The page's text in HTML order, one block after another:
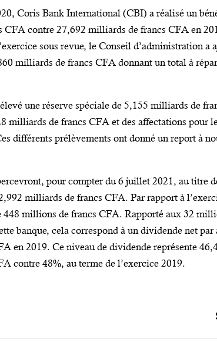
Coris Bank International (CBI) a réalisé un
contre 27,692 milliards de francs CFA en
sous revue, le Conseil d’administration a
milliards de francs CFA donnant un total à
une réserve spéciale de 5,155 milliards de
milliards de francs CFA et des affectations pour
différents prélèvements ont donné un report à
pour compter du 6 juillet 2021, au titre
milliards de francs CFA. Par rapport à
448 millions de francs CFA. Rapporté aux 32
banque, cela correspond à un dividende net par
en 2019. Ce niveau de dividende représente
contre 48%, au terme de l’exercice 2019.